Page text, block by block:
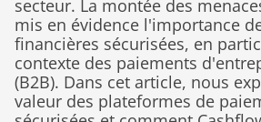
secteur. La montée des
mis en évidence l'importance
financières sécurisées, en
contexte des paiements
(B2B). Dans cet article, nous
valeur des plateformes de